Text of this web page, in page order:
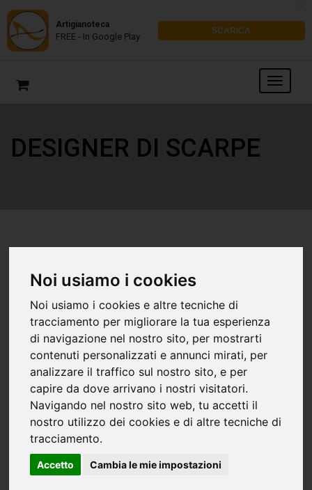
Noi usiamo i cookies
Noi usiamo i cookies e altre tecniche di
tracciamento per migliorare la tua esperienza
di navigazione nel nostro sito, per mostrarti
contenuti personalizzati e annunci mirati, per
analizzare il traffico sul nostro sito, e per
capire da dove arrivano i nostri visitatori.
Navigando nel nostro sito web, tu accetti il
nostro utilizzo dei cookies e di altre tecniche di
tracciamento.
Accetto Cambia le mie impostazioni
Artigianoteca
FREE - In Google Play
SCARICA
DESIGNER DI SCARPE